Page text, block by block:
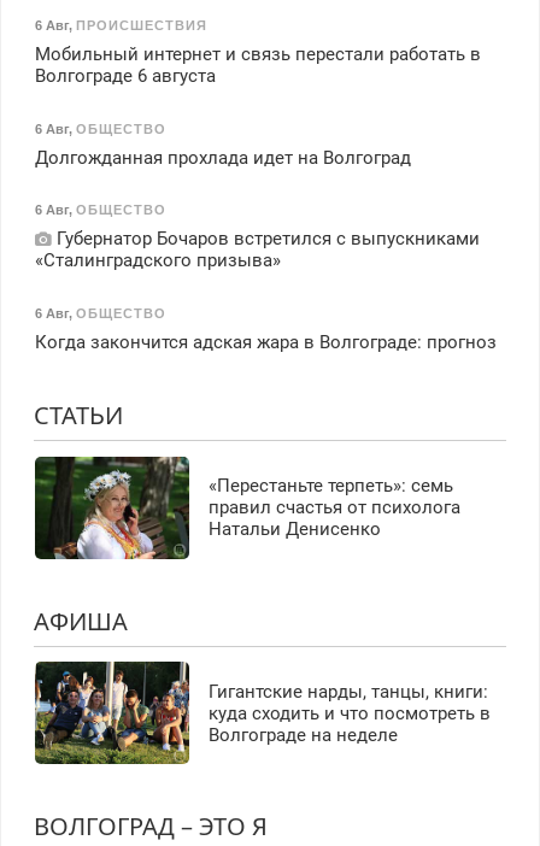
6 Авг, ПРОИСШЕСТВИЯ
Мобильный интернет и связь перестали работать в
Волгограде 6 августа
6 Авг, ОБЩЕСТВО
Долгожданная прохлада идет на Волгоград
6 Авг, ОБЩЕСТВО
Губернатор Бочаров встретился с выпускниками
«Сталинградского призыва»
6 Авг, ОБЩЕСТВО
Когда закончится адская жара в Волгограде: прогноз
СТАТЬИ
«Перестаньте терпеть»: семь
правил счастья от психолога
Натальи Денисенко
АФИША
Гигантские нарды, танцы, книги:
куда сходить и что посмотреть в
Волгограде на неделе
ВОЛГОГРАД – ЭТО Я